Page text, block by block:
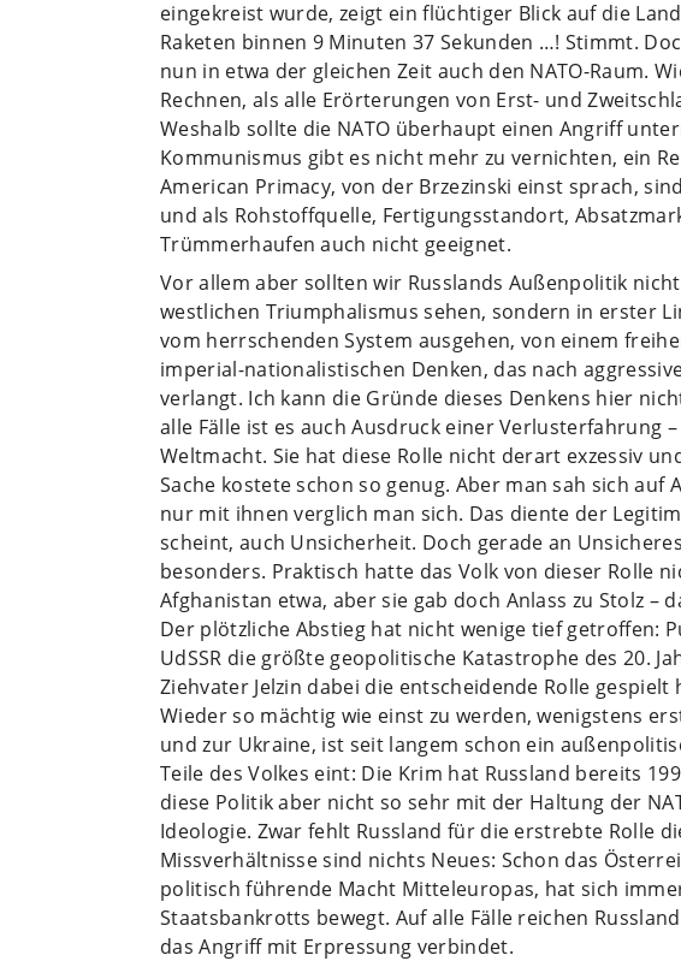
eingekreist wurde, zeigt ein flüchtiger Blick auf die
Raketen binnen 9 Minuten 37 Sekunden …! Stimmt.
nun in etwa der gleichen Zeit auch den NATO-Raum.
Rechnen, als alle Erörterungen von Erst- und
Weshalb sollte die NATO überhaupt einen Angriff
Kommunismus gibt es nicht mehr zu vernichten, ein
American Primacy, von der Brzezinski einst sprach,
und als Rohstoffquelle, Fertigungsstandort,
Trümmerhaufen auch nicht geeignet.
Vor allem aber sollten wir Russlands Außenpolitik
westlichen Triumphalismus sehen, sondern in erster
vom herrschenden System ausgehen, von einem
imperial-nationalistischen Denken, das nach
verlangt. Ich kann die Gründe dieses Denkens hier
alle Fälle ist es auch Ausdruck einer Verlusterfahrung
Weltmacht. Sie hat diese Rolle nicht derart exzessiv
Sache kostete schon so genug. Aber man sah sich auf
nur mit ihnen verglich man sich. Das diente der
scheint, auch Unsicherheit. Doch gerade an
besonders. Praktisch hatte das Volk von dieser Rolle
Afghanistan etwa, aber sie gab doch Anlass zu Stolz –
Der plötzliche Abstieg hat nicht wenige tief getroffen:
UdSSR die größte geopolitische Katastrophe des 20.
Ziehvater Jelzin dabei die entscheidende Rolle
Wieder so mächtig wie einst zu werden, wenigstens
und zur Ukraine, ist seit langem schon ein
Teile des Volkes eint: Die Krim hat Russland bereits
diese Politik aber nicht so sehr mit der Haltung der
Ideologie. Zwar fehlt Russland für die erstrebte Rolle
Missverhältnisse sind nichts Neues: Schon das
politisch führende Macht Mitteleuropas, hat sich
Staatsbankrotts bewegt. Auf alle Fälle reichen
das Angriff mit Erpressung verbindet.